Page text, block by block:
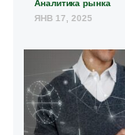
Аналитика рынка
ЯНВ 17, 2025